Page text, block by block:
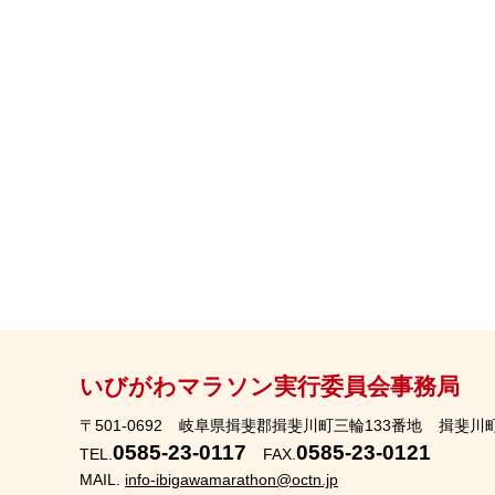
いびがわマラソン実行委員会事務局
〒501-0692 岐阜県揖斐郡揖斐川町三輪133番地
揖斐川
TEL. 0585-23-0117 FAX. 0585-23-0121
MAIL. info-ibigawamarathon@octn.jp